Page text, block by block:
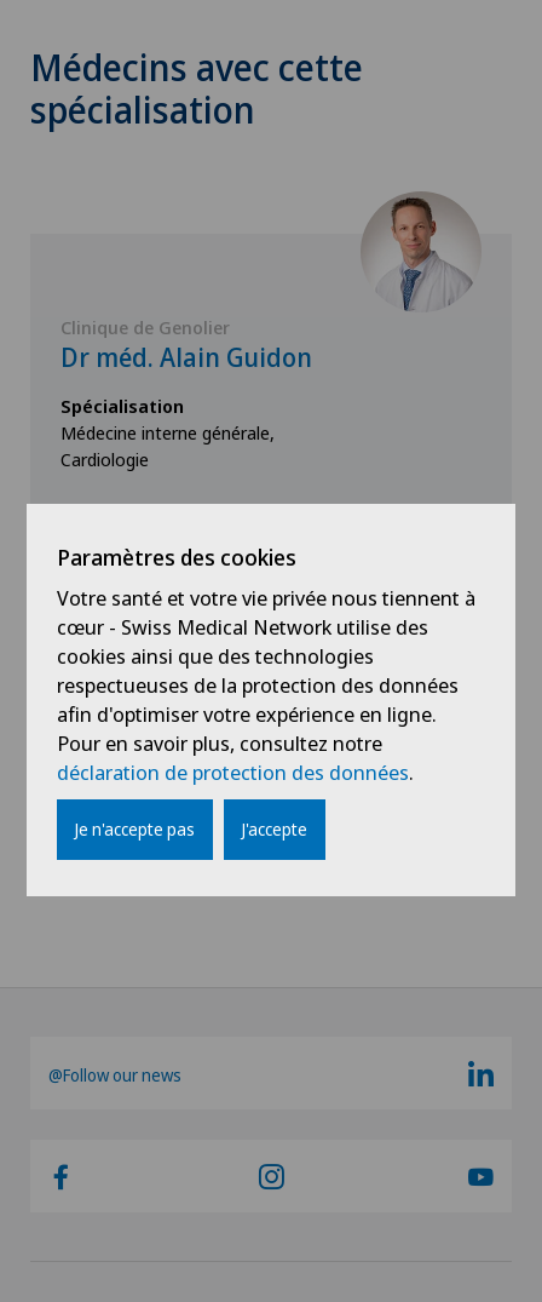
Médecins avec cette
spécialisation
Clinique de Genolier
Dr méd. Alain Guidon
Spécialisation
Médecine interne générale,
Cardiologie
Voir profil
Voir plus
@Follow our news
Paramètres des cookies
Votre santé et votre vie privée nous tiennent à
cœur - Swiss Medical Network utilise des
cookies ainsi que des technologies
respectueuses de la protection des données
afin d'optimiser votre expérience en ligne.
Pour en savoir plus, consultez notre
déclaration de protection des données.
Je n'accepte pas J'accepte